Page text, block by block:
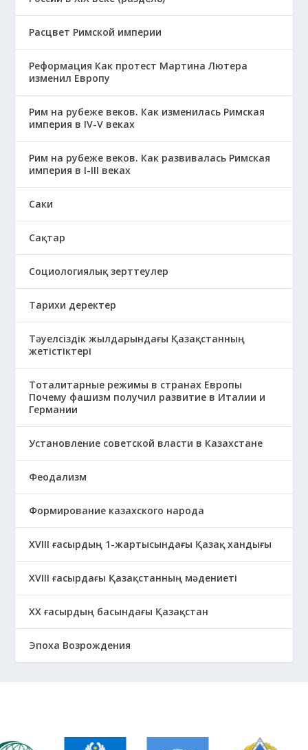
Расцвет Римской империи
Реформация Как протест Мартина Лютера
изменил Европу
Рим на рубеже веков. Как изменилась Римская
империя в IV-V веках
Рим на рубеже веков. Как развивалась Римская
империя в І-ІІІ веках
Саки
Сақтар
Социологиялық зерттеулер
Тарихи деректер
Тәуелсіздік жылдарындағы Қазақстанның
жетістіктері
Тоталитарные режимы в странах Европы
Почему фашизм получил развитие в Италии и
Германии
Установление советской власти в Казахстане
Феодализм
Формирование казахского народа
ХVIII ғасырдың 1-жартысындағы Қазақ хандығы
ХVІІІ ғасырдағы Қазақстанның мәдениеті
ХХ ғасырдың басындағы Қазақстан
Эпоха Возрождения